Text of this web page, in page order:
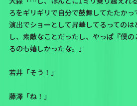
ろをギリギリで自分で鼓舞してたたか
演出でショーとして昇華してるってのは
し、素敵なことだったし、やっぱ『僕の
るのも嬉しかったな。」
若井「そう！」
藤澤「ね！」